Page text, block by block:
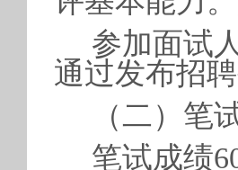
参加面试
通过发布招
（二）笔
笔试成绩